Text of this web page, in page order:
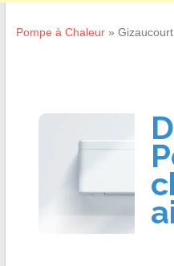
Pompe à Chaleur» Gizaucourt